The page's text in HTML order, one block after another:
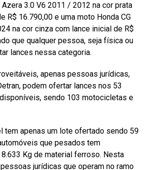
3.0 V6 2011 / 2012 na cor prata
R$ 16.790,00 e uma moto Honda CG
na cor cinza com lance inicial de R$
que qualquer pessoa, seja física ou
lances nessa categoria.
apenas pessoas jurídicas,
podem ofertar lances nos 53
sendo 103 motocicletas e
tem apenas um lote ofertado sendo 59
que pesados tem
Kg de material ferroso. Nesta
jurídicas que operam no ramo